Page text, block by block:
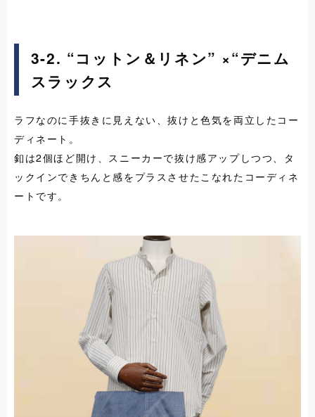
3-2. “コットン＆リネン” ×“デニム
スラックス
ラフなのに手抜きに見えない、抜けと色気を両立したコー
ディネート。
釦は2個ほど開け、スニーカーで抜け感アップしつつ、タ
ックインできちんと感をプラスさせたこなれたコーディネ
ートです。